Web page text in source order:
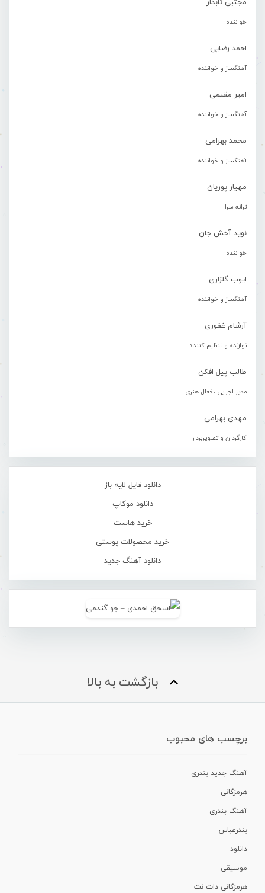
مجتبی تابدار
خواننده
احمد رضایی
آهنگساز و خواننده
امیر مقیمی
آهنگساز و خواننده
محمد بهرامی
آهنگساز و خواننده
مهیار پوریان
ترانه سرا
نوید آخش جان
خواننده
ایوب گلزاری
آهنگساز و خواننده
آرشام غفوری
نوازنده و تنظیم کننده
طالب پیل افکن
مدیر اجرایی ، فعال هنری
مهدی بهرامی
کارگردان و تصویربردار
دانلود فایل لایه باز
دانلود موکاپ
خرید هاست
خرید محصولات پوستی
دانلود آهنگ جدید
بازگشت به بالا
برچسب های محبوب
آهنگ جدید بندری
هرمزگانی
آهنگ بندری
بندرعباس
دانلود
موسیقی
هرمزگانی دات نت